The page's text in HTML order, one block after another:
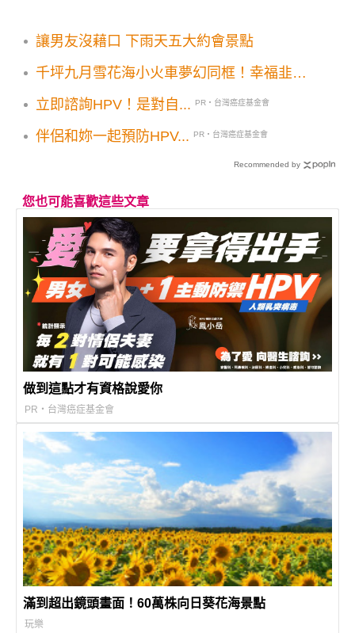
讓男友沒藉口 下雨天五大約會景點
千坪九月雪花海小火車夢幻同框！幸福韭菜
立即諮詢HPV！是對自...
PR・台灣癌症基金會
伴侶和妳一起預防HPV... PR・台灣癌症基金會
Recommended by
您也可能喜歡這些文章
做到這點才有資格說愛你
PR・台灣癌症基金會
滿到超出鏡頭畫面！60萬株向日葵花海景點
玩樂